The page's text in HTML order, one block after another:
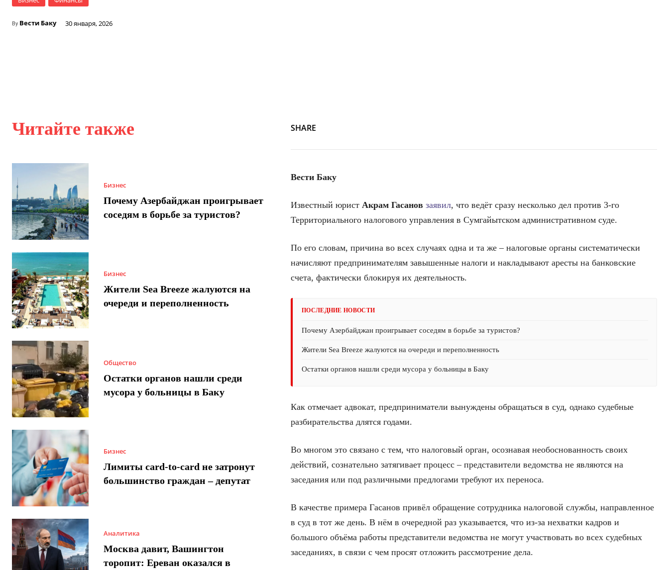
By Вести Баку 30 января, 2026
Читайте также
Бизнес
Почему Азербайджан проигрывает
соседям в борьбе за туристов?
Бизнес
Жители Sea Breeze жалуются на
очереди и переполненность
Общество
Остатки органов нашли среди
мусора у больницы в Баку
Бизнес
Лимиты card-to-card не затронут
большинство граждан – депутат
Аналитика
Москва давит, Вашингтон
торопит: Ереван оказался в
SHARE
Вести Баку
Известный юрист Акрам Гасанов заявил, что ведёт сразу несколько дел против 3-го
Территориального налогового управления в Сумгайытском административном суде.
По его словам, причина во всех случаях одна и та же – налоговые органы систематически
начисляют предпринимателям завышенные налоги и накладывают аресты на банковские
счета, фактически блокируя их деятельность.
ПОСЛЕДНИЕ НОВОСТИ
Почему Азербайджан проигрывает соседям в борьбе за туристов?
Жители Sea Breeze жалуются на очереди и переполненность
Остатки органов нашли среди мусора у больницы в Баку
Как отмечает адвокат, предприниматели вынуждены обращаться в суд, однако судебные
разбирательства длятся годами.
Во многом это связано с тем, что налоговый орган, осознавая необоснованность своих
действий, сознательно затягивает процесс – представители ведомства не являются на
заседания или под различными предлогами требуют их переноса.
В качестве примера Гасанов привёл обращение сотрудника налоговой службы, направленное
в суд в тот же день. В нём в очередной раз указывается, что из-за нехватки кадров и
большого объёма работы представители ведомства не могут участвовать во всех судебных
заседаниях, в связи с чем просят отложить рассмотрение дела.